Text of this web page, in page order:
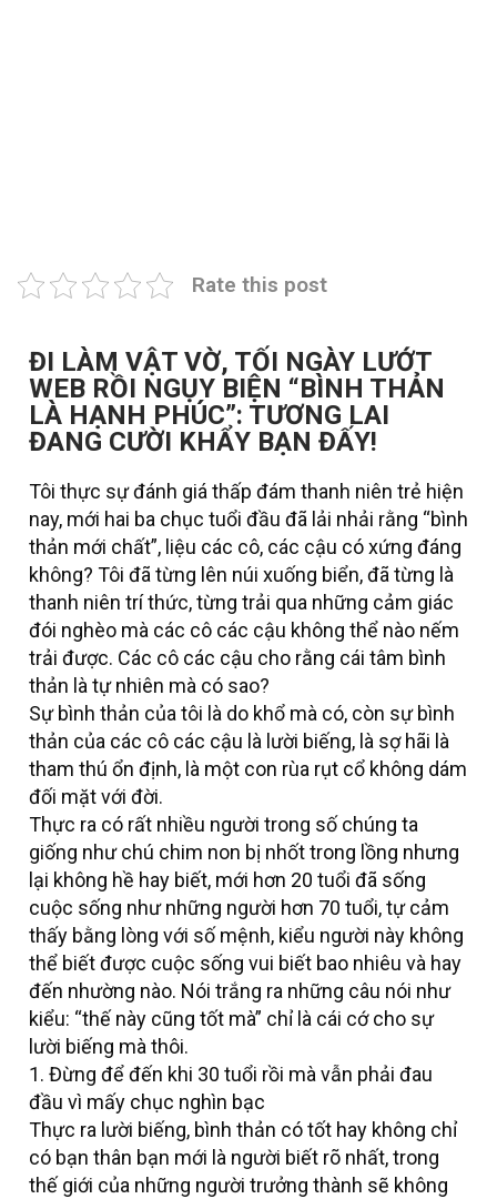
Rate this post
ĐI LÀM VẬT VỜ, TỐI NGÀY LƯỚT
WEB RỒI NGỤY BIỆN “BÌNH THẢN
LÀ HẠNH PHÚC”: TƯƠNG LAI
ĐANG CƯỜI KHẨY BẠN ĐẤY!
Tôi thực sự đánh giá thấp đám thanh niên trẻ hiện
nay, mới hai ba chục tuổi đầu đã lải nhải rằng “bình
thản mới chất”, liệu các cô, các cậu có xứng đáng
không? Tôi đã từng lên núi xuống biển, đã từng là
thanh niên trí thức, từng trải qua những cảm giác
đói nghèo mà các cô các cậu không thể nào nếm
trải được. Các cô các cậu cho rằng cái tâm bình
thản là tự nhiên mà có sao?
Sự bình thản của tôi là do khổ mà có, còn sự bình
thản của các cô các cậu là lười biếng, là sợ hãi là
tham thú ổn định, là một con rùa rụt cổ không dám
đối mặt với đời.
Thực ra có rất nhiều người trong số chúng ta
giống như chú chim non bị nhốt trong lồng nhưng
lại không hề hay biết, mới hơn 20 tuổi đã sống
cuộc sống như những người hơn 70 tuổi, tự cảm
thấy bằng lòng với số mệnh, kiểu người này không
thể biết được cuộc sống vui biết bao nhiêu và hay
đến nhường nào. Nói trắng ra những câu nói như
kiểu: “thế này cũng tốt mà” chỉ là cái cớ cho sự
lười biếng mà thôi.
1. Đừng để đến khi 30 tuổi rồi mà vẫn phải đau
đầu vì mấy chục nghìn bạc
Thực ra lười biếng, bình thản có tốt hay không chỉ
có bạn thân bạn mới là người biết rõ nhất, trong
thế giới của những người trưởng thành sẽ không